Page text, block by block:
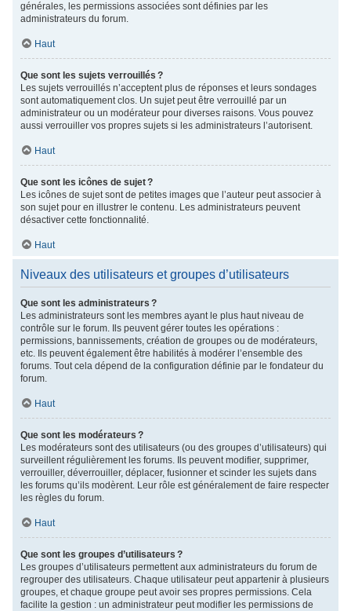
générales, les permissions associées sont définies par les
administrateurs du forum.
Haut
Que sont les sujets verrouillés ?
Les sujets verrouillés n’acceptent plus de réponses et leurs sondages
sont automatiquement clos. Un sujet peut être verrouillé par un
administrateur ou un modérateur pour diverses raisons. Vous pouvez
aussi verrouiller vos propres sujets si les administrateurs l’autorisent.
Haut
Que sont les icônes de sujet ?
Les icônes de sujet sont de petites images que l’auteur peut associer à
son sujet pour en illustrer le contenu. Les administrateurs peuvent
désactiver cette fonctionnalité.
Haut
Niveaux des utilisateurs et groupes d’utilisateurs
Que sont les administrateurs ?
Les administrateurs sont les membres ayant le plus haut niveau de
contrôle sur le forum. Ils peuvent gérer toutes les opérations :
permissions, bannissements, création de groupes ou de modérateurs,
etc. Ils peuvent également être habilités à modérer l’ensemble des
forums. Tout cela dépend de la configuration définie par le fondateur du
forum.
Haut
Que sont les modérateurs ?
Les modérateurs sont des utilisateurs (ou des groupes d’utilisateurs) qui
surveillent régulièrement les forums. Ils peuvent modifier, supprimer,
verrouiller, déverrouiller, déplacer, fusionner et scinder les sujets dans
les forums qu’ils modèrent. Leur rôle est généralement de faire respecter
les règles du forum.
Haut
Que sont les groupes d’utilisateurs ?
Les groupes d’utilisateurs permettent aux administrateurs du forum de
regrouper des utilisateurs. Chaque utilisateur peut appartenir à plusieurs
groupes, et chaque groupe peut avoir ses propres permissions. Cela
facilite la gestion : un administrateur peut modifier les permissions de